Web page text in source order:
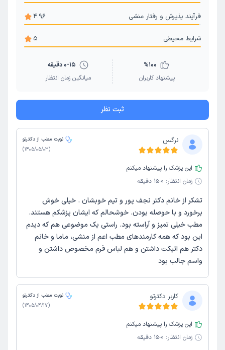
فرآیند پذیرش و رفتار منشی 4.96
شرایط محیطی 5
%100
پیشنهاد کاربران
0-15 دقیقه
میانگین زمان انتظار
ثبت نظر
نرگس
نوبت مطب از دکترتو
(
1405/05/03
)
این پزشک را پیشنهاد میکنم
زمان انتظار: 0-15 دقیقه
تشکر از خانم دکتر نجف پور و تیم خوبشان . خیلی خوش
برخورد و با حوصله بودن. خوشحالم که ایشان پزشکم هستند.
مطب خیلی تمیز و آراسته بود. راستی یک موضوعی هم که دیدم
این بود که همه کارمندهای مطب اعم از منشی، ماما و خانم
دکتر هم اتیکت داشتن و هم لباس فرم مخصوص داشتن و
واسم جالب بود
کاربر دکترتو
نوبت مطب از دکترتو
(
1405/04/17
)
این پزشک را پیشنهاد میکنم
زمان انتظار: 0-15 دقیقه